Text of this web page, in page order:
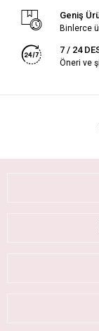
Geniş
Binlerce
7 / 24
Öneri ve